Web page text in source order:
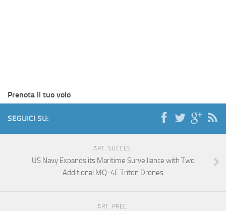
Prenota il tuo volo
SEGUICI SU:
ART. SUCCES.
US Navy Expands its Maritime Surveillance with Two
Additional MQ-4C Triton Drones
ART. PREC.